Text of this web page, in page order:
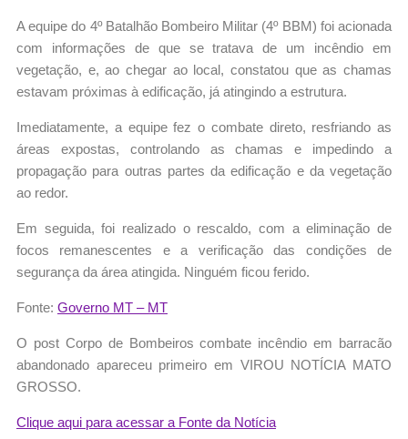
A equipe do 4º Batalhão Bombeiro Militar (4º BBM) foi acionada
com informações de que se tratava de um incêndio em
vegetação, e, ao chegar ao local, constatou que as chamas
estavam próximas à edificação, já atingindo a estrutura.
Imediatamente, a equipe fez o combate direto, resfriando as
áreas expostas, controlando as chamas e impedindo a
propagação para outras partes da edificação e da vegetação
ao redor.
Em seguida, foi realizado o rescaldo, com a eliminação de
focos remanescentes e a verificação das condições de
segurança da área atingida. Ninguém ficou ferido.
Fonte: Governo MT – MT
O post Corpo de Bombeiros combate incêndio em barracão
abandonado apareceu primeiro em VIROU NOTÍCIA MATO
GROSSO.
Clique aqui para acessar a Fonte da Notícia